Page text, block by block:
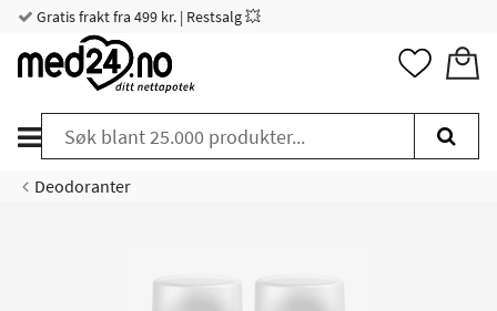
Gratis frakt fra 499 kr. | Restsalg 💥
Deodoranter